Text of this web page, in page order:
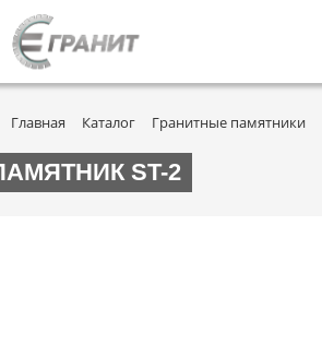
Главная Каталог Гранитные памятники
ST-2